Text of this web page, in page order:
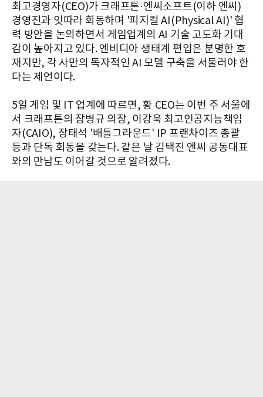
최고경영자(CEO)가 크래프톤·엔씨소프트(이하 엔씨)
경영진과 잇따라 회동하며 '피지컬 AI(Physical AI)' 협
력 방안을 논의하면서 게임업계의 AI 기술 고도화 기대
감이 높아지고 있다. 엔비디아 생태계 편입은 분명한 호
재지만, 각 사만의 독자적인 AI 모델 구축을 서둘러야 한
다는 제언이다.
5일 게임 및 IT 업계에 따르면, 황 CEO는 이번 주 서울에
서 크래프톤의 장병규 의장, 이강욱 최고인공지능책임
자(CAIO), 장태석 '배틀그라운드' IP 프랜차이즈 총괄
등과 단독 회동을 갖는다. 같은 날 김택진 엔씨 공동대표
와의 만남도 이어갈 것으로 알려졌다.